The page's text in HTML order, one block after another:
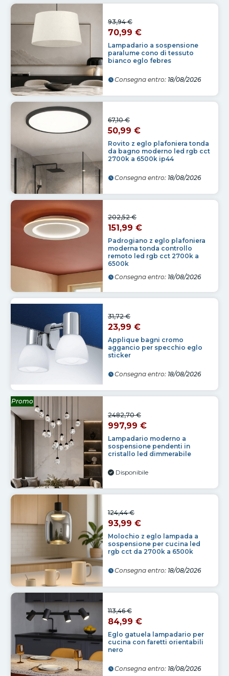
Lampadario a sospensione
paralume cono di tessuto
bianco eglo febres
93,94 €
70,99 €
Consegna entro: 18/08/2026
Rovito z eglo plafoniera tonda
da bagno moderno led rgb cct
2700k a 6500k ip44
67,10 €
50,99 €
Consegna entro: 18/08/2026
Padrogiano z eglo plafoniera
moderna tonda controllo
remoto led rgb cct 2700k a
6500k
202,52 €
151,99 €
Consegna entro: 18/08/2026
Applique bagni cromo
aggancio per specchio eglo
sticker
31,72 €
23,99 €
Consegna entro: 18/08/2026
Lampadario moderno a
sospensione pendenti in
cristallo led dimmerabile
2482,70 €
997,99 €
Disponibile
Promo
Molochio z eglo lampada a
sospensione per cucina led
rgb cct da 2700k a 6500k
124,44 €
93,99 €
Consegna entro: 18/08/2026
Eglo gatuela lampadario per
cucina con faretti orientabili
nero
113,46 €
84,99 €
Consegna entro: 18/08/2026